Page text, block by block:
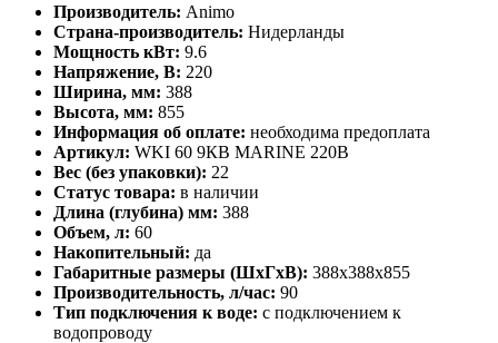
Производитель: Animo
Страна-производитель: Нидерланды
Мощность кВт: 9.6
Напряжение, В: 220
Ширина, мм: 388
Высота, мм: 855
Информация об оплате: необходима предоплата
Артикул: WKI 60 9КВ MARINE 220В
Вес (без упаковки): 22
Статус товара: в наличии
Длина (глубина) мм: 388
Объем, л: 60
Накопительный: да
Габаритные размеры (ШхГхВ): 388х388х855
Производительность, л/час: 90
Тип подключения к воде: с подключением к
водопроводу